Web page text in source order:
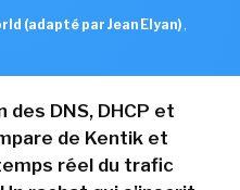
(adapté par Jean Elyan) ,
DNS, DHCP et
de Kentik et
réel du trafic